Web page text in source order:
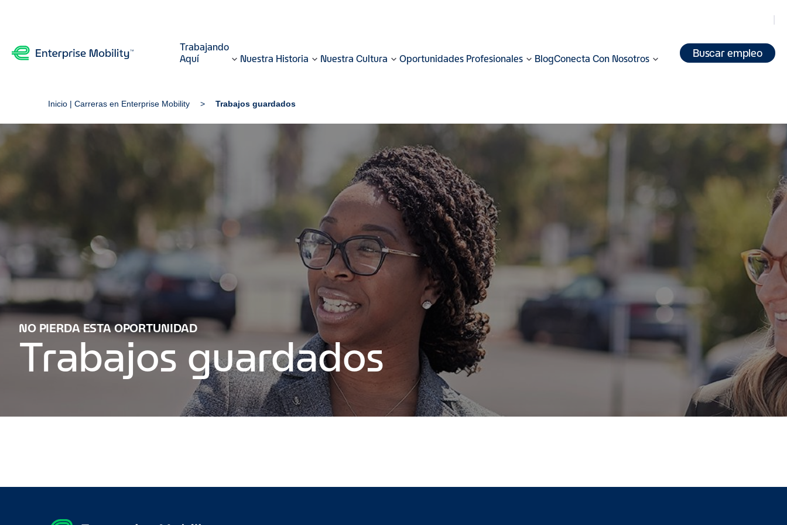
Trabajando
Aquí
Nuestra Historia Nuestra Cultura Oportunidades Profesionales BlogConecta Con Nosotros
Buscar empleo
Inicio | Carreras en Enterprise Mobility Trabajos guardados
NO PIERDA ESTA OPORTUNIDAD
Trabajos guardados